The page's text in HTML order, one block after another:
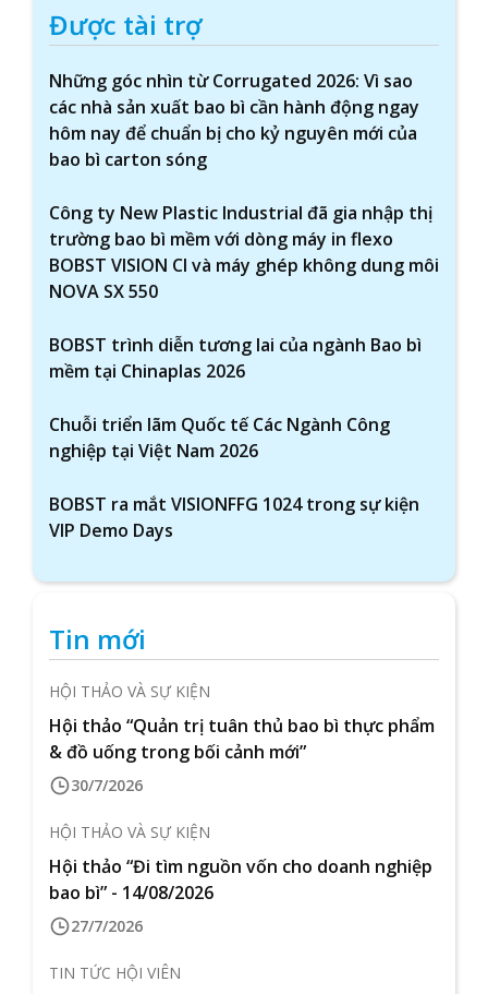
Được tài trợ
Những góc nhìn từ Corrugated 2026: Vì sao
các nhà sản xuất bao bì cần hành động ngay
hôm nay để chuẩn bị cho kỷ nguyên mới của
bao bì carton sóng
Công ty New Plastic Industrial đã gia nhập thị
trường bao bì mềm với dòng máy in flexo
BOBST VISION CI và máy ghép không dung môi
NOVA SX 550
BOBST trình diễn tương lai của ngành Bao bì
mềm tại Chinaplas 2026
Chuỗi triển lãm Quốc tế Các Ngành Công
nghiệp tại Việt Nam 2026
BOBST ra mắt VISIONFFG 1024 trong sự kiện
VIP Demo Days
Tin mới
HỘI THẢO VÀ SỰ KIỆN
Hội thảo “Quản trị tuân thủ bao bì thực phẩm
& đồ uống trong bối cảnh mới”
30/7/2026
HỘI THẢO VÀ SỰ KIỆN
Hội thảo “Đi tìm nguồn vốn cho doanh nghiệp
bao bì” - 14/08/2026
27/7/2026
TIN TỨC HỘI VIÊN